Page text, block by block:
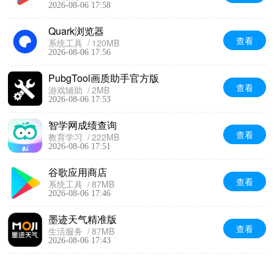
2026-08-06 17:58
Quark浏览器
系统工具 120MB
2026-08-06 17:56
查看
PubgTool画质助手官方版
游戏辅助 2MB
2026-08-06 17:53
查看
智学网成绩查询
教育学习 222MB
2026-08-06 17:51
查看
谷歌应用商店
系统工具 87MB
2026-08-06 17:46
查看
墨迹天气精准版
生活服务 87MB
2026-08-06 17:43
查看